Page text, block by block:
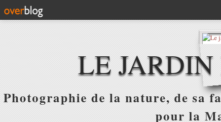
LE
Photographie de la nature, de sa
pour la